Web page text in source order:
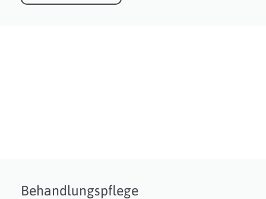
Behandlungspflege